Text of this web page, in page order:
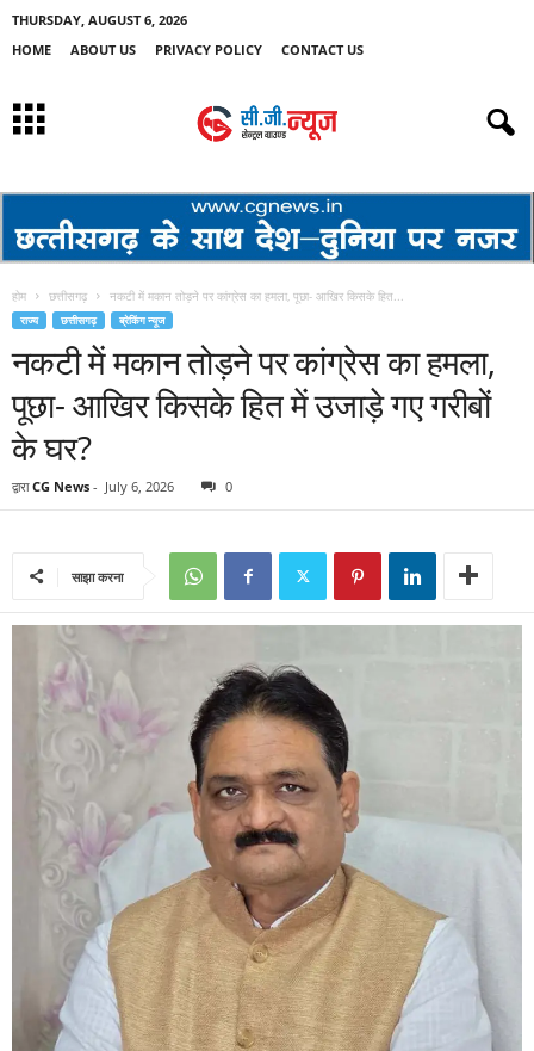
THURSDAY, AUGUST 6, 2026
HOME
ABOUT US PRIVACY POLICY CONTACT US
होम छत्तीसगढ़ नकटी में मकान तोड़ने पर कांग्रेस का हमला, पूछा- आखिर किसके हित...
राज्य छत्तीसगढ़ ब्रेकिंग न्यूज
नकटी में मकान तोड़ने पर कांग्रेस का हमला,
पूछा- आखिर किसके हित में उजाड़े गए गरीबों
के घर?
द्वारा CG News - July 6, 2026 0
साझा करना